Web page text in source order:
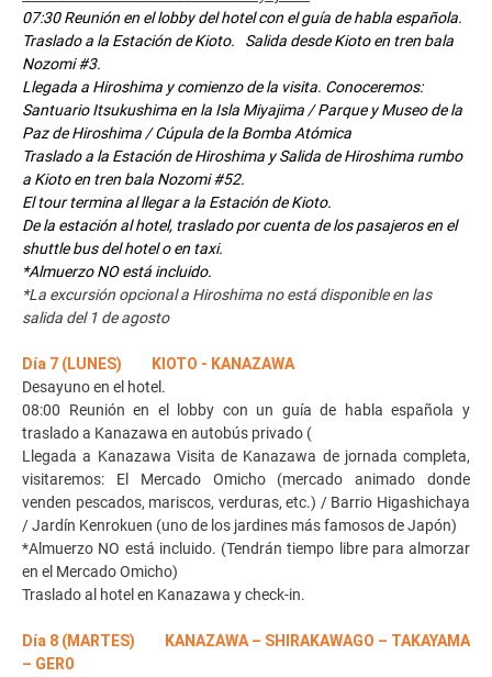
07:30 Reunión en el lobby del hotel con el guía de habla española.
Traslado a la Estación de Kioto. Salida desde Kioto en tren bala
Nozomi #3.
Llegada a Hiroshima y comienzo de la visita. Conoceremos:
Santuario Itsukushima en la Isla Miyajima / Parque y Museo de la
Paz de Hiroshima / Cúpula de la Bomba Atómica
Traslado a la Estación de Hiroshima y Salida de Hiroshima rumbo
a Kioto en tren bala Nozomi #52.
El tour termina al llegar a la Estación de Kioto.
De la estación al hotel, traslado por cuenta de los pasajeros en el
shuttle bus del hotel o en taxi.
*Almuerzo NO está incluido.
*La excursión opcional a Hiroshima no está disponible en las
salida del 1 de agosto
Día 7 (LUNES) KIOTO - KANAZAWA
Desayuno en el hotel.
08:00 Reunión en el lobby con un guía de habla española y
traslado a Kanazawa en autobús privado (
Llegada a Kanazawa Visita de Kanazawa de jornada completa,
visitaremos: El Mercado Omicho (mercado animado donde
venden pescados, mariscos, verduras, etc.) / Barrio Higashichaya
/ Jardín Kenrokuen (uno de los jardines más famosos de Japón)
*Almuerzo NO está incluido. (Tendrán tiempo libre para almorzar
en el Mercado Omicho)
Traslado al hotel en Kanazawa y check-in.
Día 8 (MARTES) KANAZAWA – SHIRAKAWAGO – TAKAYAMA
– GER0